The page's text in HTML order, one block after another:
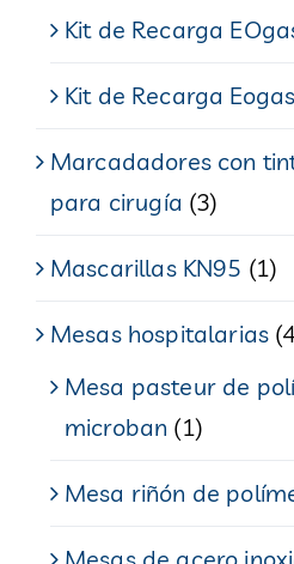
Kit de Recarga
Kit de Recarga
Marcadadores con
para cirugía (3)
Mascarillas KN95 (1)
Mesas hospitalarias
Mesa pasteur de
microban (1)
Mesa riñón de